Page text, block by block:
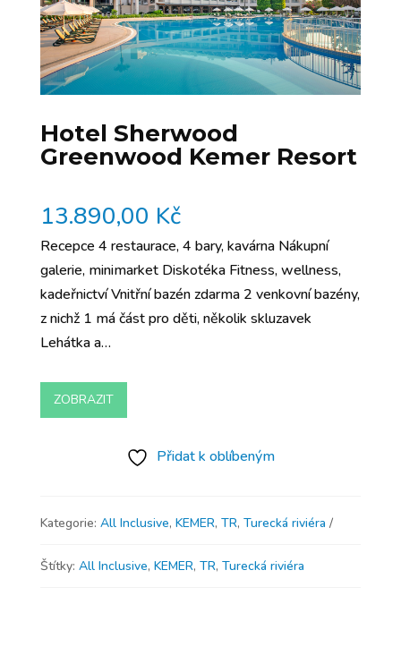
Hotel Sherwood
Greenwood Kemer Resort
13.890,00 Kč
Recepce 4 restaurace, 4 bary, kavárna Nákupní
galerie, minimarket Diskotéka Fitness, wellness,
kadeřnictví Vnitřní bazén zdarma 2 venkovní bazény,
z nichž 1 má část pro děti, několik skluzavek
Lehátka a…
ZOBRAZIT
Přidat k oblíbeným
Kategorie: All Inclusive, KEMER, TR, Turecká riviéra
Štítky: All Inclusive, KEMER, TR, Turecká riviéra